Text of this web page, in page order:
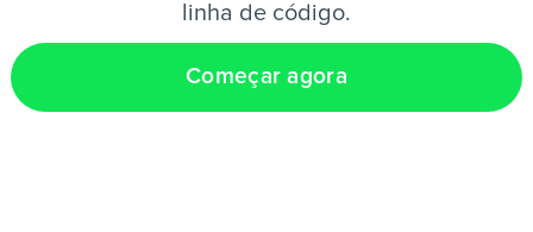
linha de código.
Começar agora